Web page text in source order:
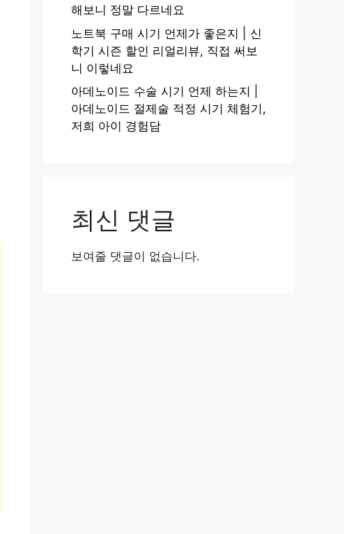
해보니 정말 다르네요
노트북 구매 시기 언제가 좋은지 | 신
학기 시즌 할인 리얼리뷰, 직접 써보
니 이렇네요
아데노이드 수술 시기 언제 하는지 |
아데노이드 절제술 적정 시기 체험기,
저희 아이 경험담
최신 댓글
보여줄 댓글이 없습니다.